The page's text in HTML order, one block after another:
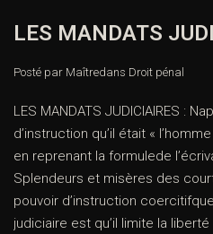
LES MANDATS
Posté par Maîtredans Droit pénal
LES MANDATS JUDICIAIRES :
d’instruction qu’il était «
en reprenant la formulede
Splendeurs et misères des
pouvoir d’instruction
judiciaire est qu’il limite la